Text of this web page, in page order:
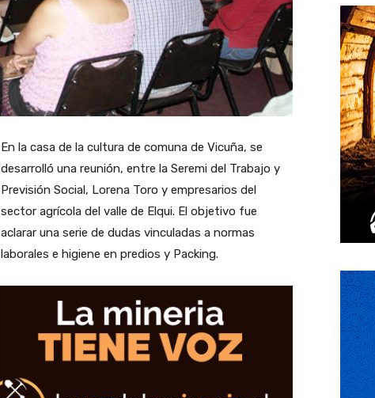
En la casa de la cultura de comuna de Vicuña, se
desarrolló una reunión, entre la Seremi del Trabajo y
Previsión Social, Lorena Toro y empresarios del
sector agrícola del valle de Elqui. El objetivo fue
aclarar una serie de dudas vinculadas a normas
laborales e higiene en predios y Packing.